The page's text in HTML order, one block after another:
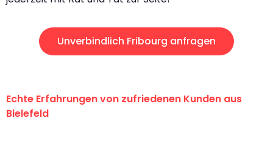
Unverbindlich Fribourg anfragen
Echte Erfahrungen von zufriedenen Kunden aus
Bielefeld